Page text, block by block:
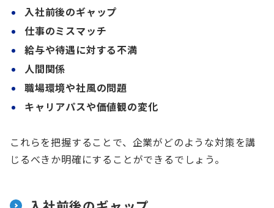
入社前後のギャップ
仕事のミスマッチ
給与や待遇に対する不満
人間関係
職場環境や社風の問題
キャリアパスや価値観の変化
これらを把握することで、企業がどのような対策を講
じるべきか明確にすることができるでしょう。